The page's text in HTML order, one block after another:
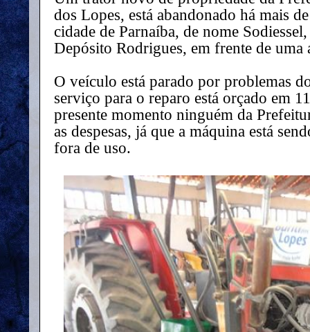
dos Lopes, está abandonado há mais
cidade de Parnaíba, de nome
Depósito Rodrigues, em frente de uma
O veículo está parado por problemas
serviço para o reparo está orçado em
presente momento ninguém da
as despesas, já que a máquina está
fora de uso.